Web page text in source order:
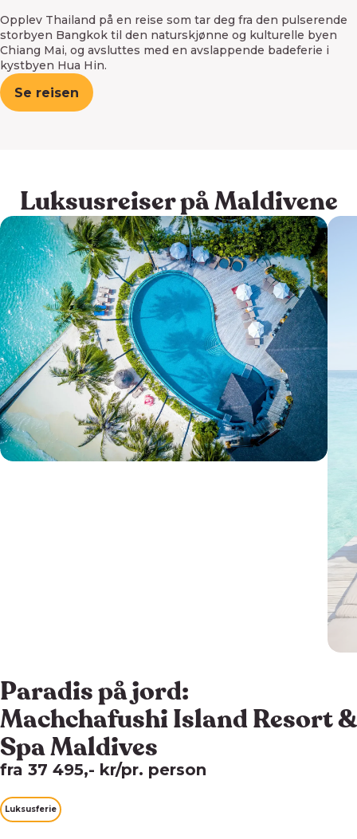
Opplev Thailand på en reise som tar deg fra den pulserende
storbyen Bangkok til den naturskjønne og kulturelle byen
Chiang Mai, og avsluttes med en avslappende badeferie i
kystbyen Hua Hin.
Se reisen
Luksusreiser på Maldivene
Paradis på jord:
Machchafushi Island Resort &
Spa Maldives
fra 37 495,- kr/pr. person
Luksusferie